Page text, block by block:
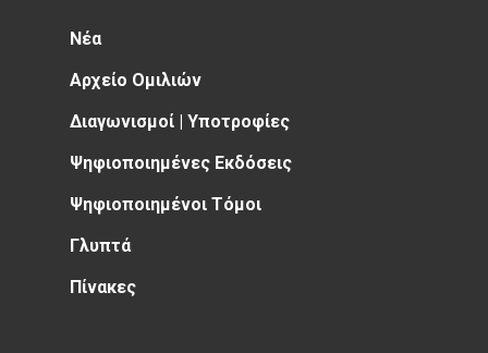
Νέα
Αρχείο Ομιλιών
Διαγωνισμοί | Υποτροφίες
Ψηφιοποιημένες Εκδόσεις
Ψηφιοποιημένοι Τόμοι
Γλυπτά
Πίνακες